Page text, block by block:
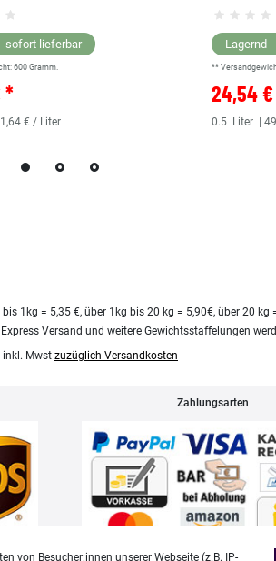
sofort lieferbar
600 Gramm.
*
€ / Liter
Lagernd
**
24,54
0.5 Liter |
1kg = 5,35 €, über 1kg bis 20 kg = 5,90€, über 20
Versand und weitere Gewichtsstaffelungen
inkl. Mwst zuzüglich Versandkosten
Zahlungsarten
von Besucher:innen unserer Webseite (z.B. IP-